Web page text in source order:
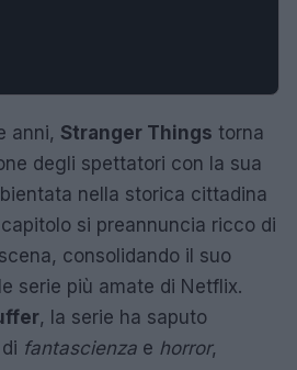
anni, Stranger Things torna
degli spettatori con la sua
nella storica cittadina
si preannuncia ricco di
consolidando il suo
serie più amate di Netflix.
, la serie ha saputo
fantascienza e horror,